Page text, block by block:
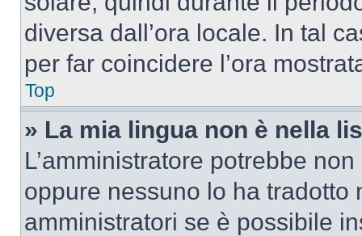
diversa dall’ora locale. In tal
per far coincidere l’ora
Top
» La mia lingua non è nella
L’amministratore potrebbe
oppure nessuno lo ha
amministratori se è possibile